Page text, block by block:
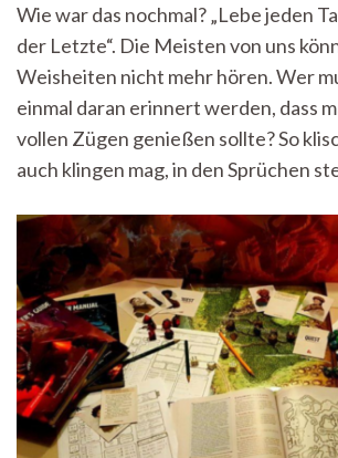
sterben
wir
sowieso“
–
in
Roman
Wie war das nochmal? „Lebe jeden
der Letzte“. Die Meisten von uns
Weisheiten nicht mehr hören. Wer
einmal daran erinnert werden, dass
vollen Zügen genießen sollte? So
auch klingen mag, in den Sprüchen